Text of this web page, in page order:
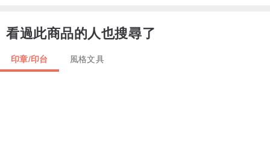
老實說這款把手比較裝飾取向，所以數量沒有做很多，畢竟如果想要
精準對位套印會比較不適合。不過一般蓋印還是可以使用，當然當作
看過此商品的人也搜尋了
印章/印台 風格文具